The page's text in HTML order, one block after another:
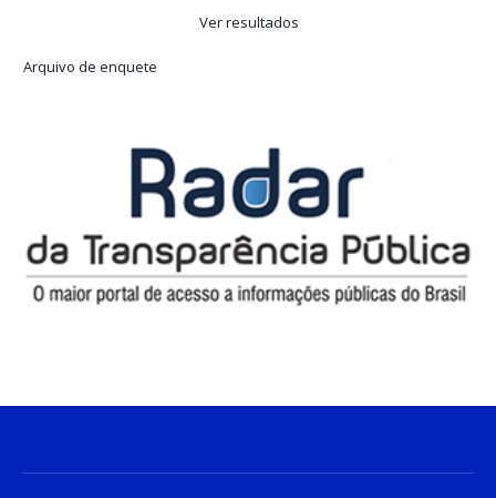
Ver resultados
Arquivo de enquete